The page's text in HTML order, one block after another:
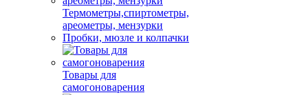
Термометры,спиртометры,
ареометры, мензурки
Пробки, мюзле и колпачки
Товары для
самогоноварения